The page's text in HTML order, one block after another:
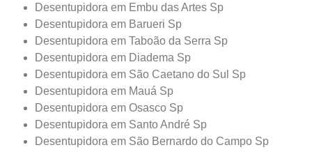
Desentupidora em Embu das Artes Sp
Desentupidora em Barueri Sp
Desentupidora em Taboão da Serra Sp
Desentupidora em Diadema Sp
Desentupidora em São Caetano do Sul Sp
Desentupidora em Mauá Sp
Desentupidora em Osasco Sp
Desentupidora em Santo André Sp
Desentupidora em São Bernardo do Campo Sp